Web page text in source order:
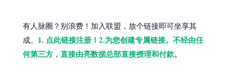
有人脉圈？别浪费！加入联盟，放个链接即可坐享其
成。 1. 点此链接注册！2.为您创建专属链接。不经由任
何第三方，直接由亮数据总部直接授理和付款。